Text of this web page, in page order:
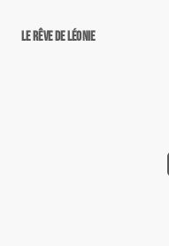
Le rêve de Léonie